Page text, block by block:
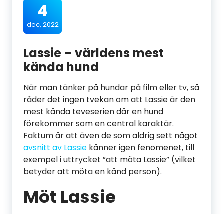
4
dec, 2022
Lassie – världens mest
kända hund
När man tänker på hundar på film eller tv, så
råder det ingen tvekan om att Lassie är den
mest kända teveserien där en hund
förekommer som en central karaktär.
Faktum är att även de som aldrig sett något
avsnitt av Lassie känner igen fenomenet, till
exempel i uttrycket ”att möta Lassie” (vilket
betyder att möta en känd person).
Möt Lassie